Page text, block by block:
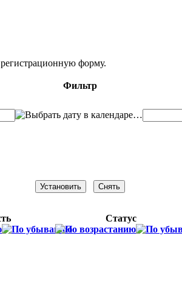
форму.
Фильтр
…
Статус